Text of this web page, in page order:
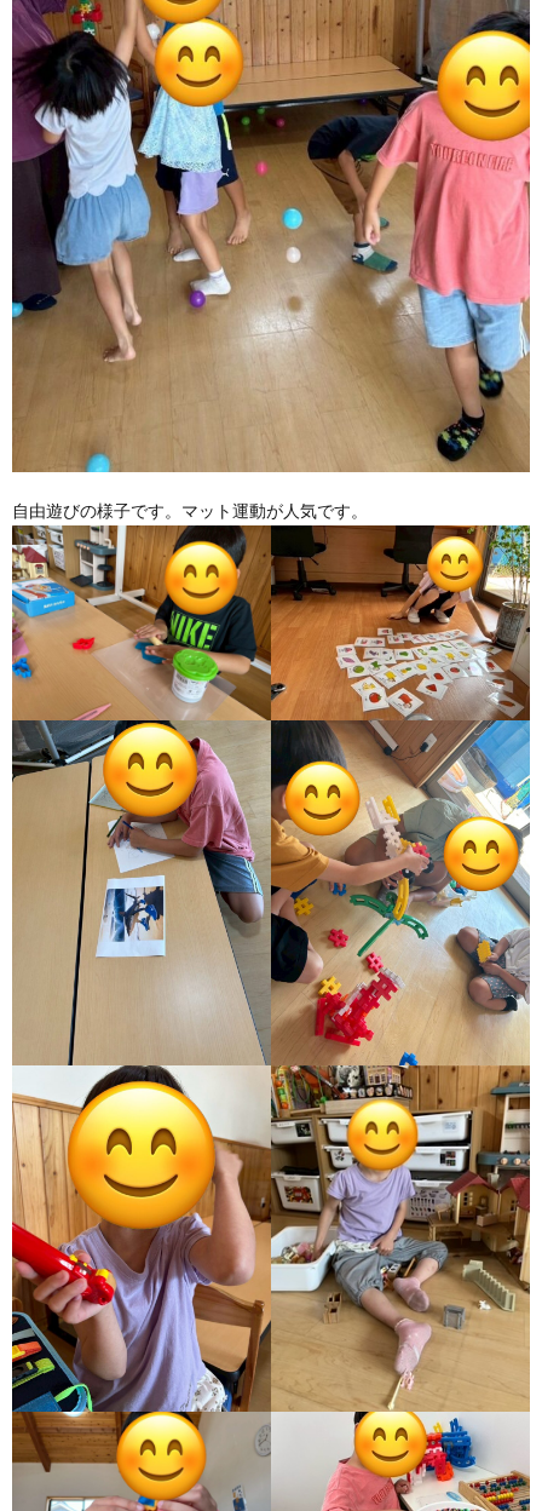
自由遊びの様子です。マット運動が人気です。